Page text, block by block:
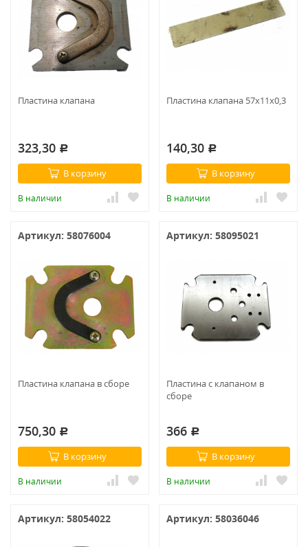
Пластина клапана
323,30 Р
В корзину
В наличии
Пластина клапана 57х11х0,3
140,30 Р
В корзину
В наличии
Артикул: 58076004
Пластина клапана в сборе
750,30 Р
В корзину
В наличии
Артикул: 58095021
Пластина с клапаном в
сборе
366 Р
В корзину
В наличии
Артикул: 58054022 Артикул: 58036046